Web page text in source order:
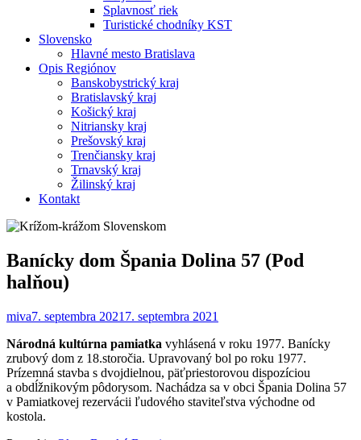
Splavnosť riek
Turistické chodníky KST
Slovensko
Hlavné mesto Bratislava
Opis Regiónov
Banskobystrický kraj
Bratislavský kraj
Košický kraj
Nitriansky kraj
Prešovský kraj
Trenčiansky kraj
Trnavský kraj
Žilinský kraj
Kontakt
Banícky dom Špania Dolina 57 (Pod
halňou)
miva7. septembra 2021 7. septembra 2021
Národná kultúrna pamiatka vyhlásená v roku 1977. Banícky
zrubový dom z 18.storočia. Upravovaný bol po roku 1977.
Prízemná stavba s dvojdielnou, päťpriestorovou dispozíciou
a obdĺžnikovým pôdorysom. Nachádza sa v obci Špania Dolina 57
v Pamiatkovej rezervácii ľudového staviteľstva východne od
kostola.